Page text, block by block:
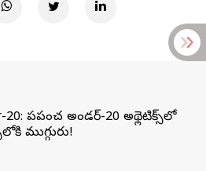
ప్రపంచ అండర్-20 అథ్లెటిక్స్‌లో
ముగ్గురు!